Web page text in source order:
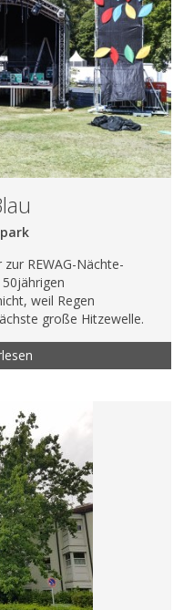
REWAG-Nächte-
weil Regen
große Hitzewelle.